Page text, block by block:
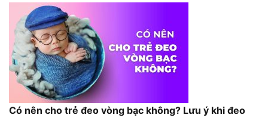
Có nên cho trẻ đeo vòng bạc không? Lưu ý khi đeo